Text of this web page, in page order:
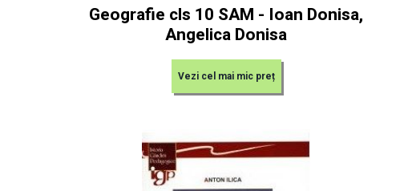
Geografie cls 10 SAM - Ioan Donisa,
Angelica Donisa
Vezi cel mai mic preț